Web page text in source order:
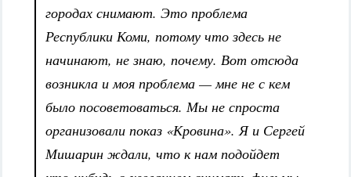
городах снимают. Это проблема
Республики Коми, потому что здесь не
начинают, не знаю, почему. Вот отсюда
возникла и моя проблема — мне не с кем
было посоветоваться. Мы не спроста
организовали показ «Кровина». Я и Сергей
Мишарин ждали, что к нам подойдет